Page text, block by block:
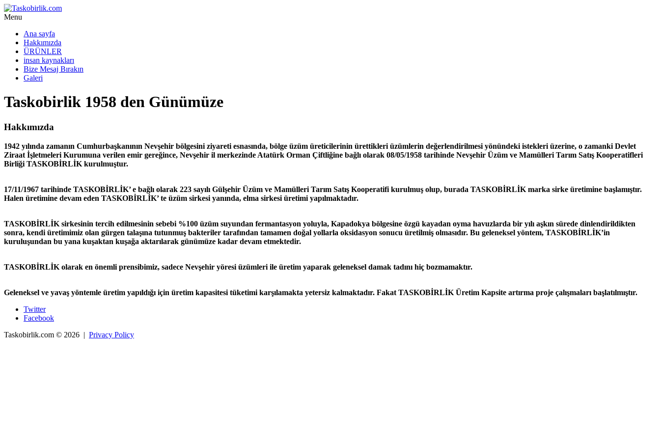
Menu
Ana sayfa
Hakkımızda
ÜRÜNLER
insan kaynakları
Bize Mesaj Bırakın
Galeri
Taskobirlik 1958 den Günümüze
Hakkımızda
1942 yılında zamanın Cumhurbaşkanının Nevşehir bölgesini ziyareti esnasında, bölge üzüm üreticilerinin ürettikleri üzümlerin değerlendirilmesi yönündeki istekleri üzerine, o zamanki Devlet
Ziraat İşletmeleri Kurumuna verilen emir gereğince, Nevşehir il merkezinde Atatürk Orman Çiftliğine bağlı olarak 08/05/1958 tarihinde Nevşehir Üzüm ve Mamülleri Tarım Satış Kooperatifleri
Birliği TASKOBİRLİK kurulmuştur.
17/11/1967 tarihinde TASKOBİRLİK’ e bağlı olarak 223 sayılı Gülşehir Üzüm ve Mamülleri Tarım Satış Kooperatifi kurulmuş olup, burada TASKOBİRLİK marka sirke üretimine başlamıştır.
Halen üretimine devam eden TASKOBİRLİK’ te üzüm sirkesi yanında, elma sirkesi üretimi yapılmaktadır.
TASKOBİRLİK sirkesinin tercih edilmesinin sebebi %100 üzüm suyundan fermantasyon yoluyla, Kapadokya bölgesine özgü kayadan oyma havuzlarda bir yılı aşkın sürede dinlendirildikten
sonra, kendi üretimimiz olan gürgen talaşına tutunmuş bakteriler tarafından tamamen doğal yollarla oksidasyon sonucu üretilmiş olmasıdır. Bu geleneksel yöntem, TASKOBİRLİK’in
kuruluşundan bu yana kuşaktan kuşağa aktarılarak günümüze kadar devam etmektedir.
TASKOBİRLİK olarak en önemli prensibimiz, sadece Nevşehir yöresi üzümleri ile üretim yaparak geleneksel damak tadını hiç bozmamaktır.
Geleneksel ve yavaş yöntemle üretim yapıldığı için üretim kapasitesi tüketimi karşılamakta yetersiz kalmaktadır. Fakat TASKOBİRLİK Üretim Kapsite artırma proje çalışmaları başlatılmıştır.
Twitter
Facebook
Taskobirlik.com © 2026 | Privacy Policy